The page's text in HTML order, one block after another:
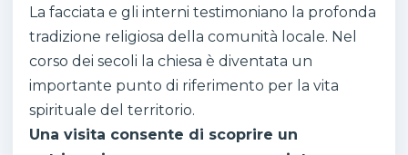
La facciata e gli interni testimoniano la profonda
tradizione religiosa della comunità locale. Nel
corso dei secoli la chiesa è diventata un
importante punto di riferimento per la vita
spirituale del territorio.
Una visita consente di scoprire un